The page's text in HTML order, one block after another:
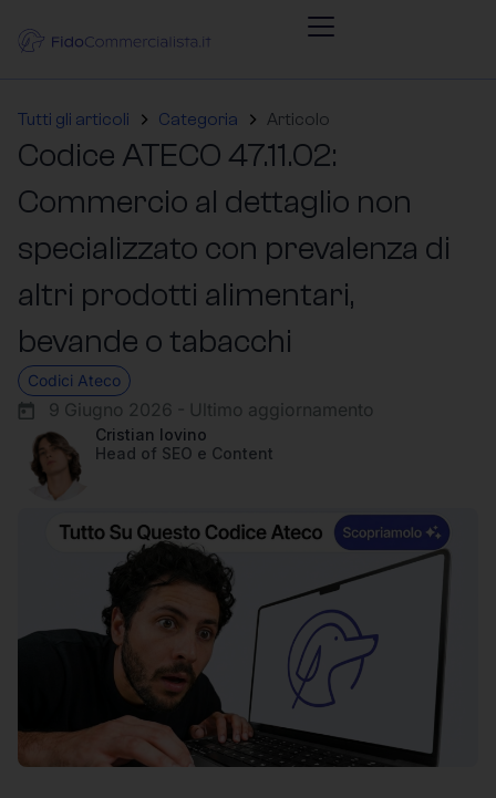
Tutti gli articoli Categoria Articolo
Codice ATECO 47.11.02:
Commercio al dettaglio non
specializzato con prevalenza di
altri prodotti alimentari,
bevande o tabacchi
Codici Ateco
9 Giugno 2026 - Ultimo aggiornamento
Cristian Iovino
Head of SEO e Content